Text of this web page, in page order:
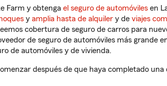
Farm y obtenga el seguro de automóviles en
y amplia hasta de alquiler y de viajes
cobertura de seguro de carros para
de seguro de automóviles más grande
de automóviles y de vivienda.
después de que haya completado una